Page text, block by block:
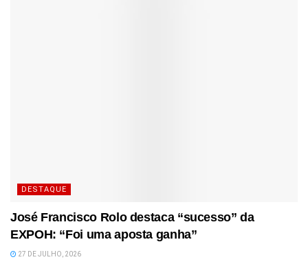
DESTAQUE
José Francisco Rolo destaca “sucesso” da
EXPOH: “Foi uma aposta ganha”
27 DE JULHO, 2026